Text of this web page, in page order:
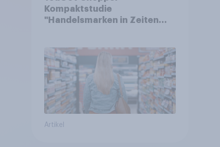
Kompaktstudie
"Handelsmarken in Zeiten
Artikel